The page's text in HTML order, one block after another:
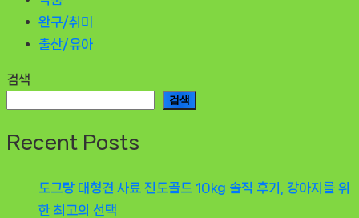
완구/취미
출산/유아
검색
검색
Recent Posts
도그랑 대형견 사료 진도골드 10kg 솔직 후기, 강아지를 위
한 최고의 선택